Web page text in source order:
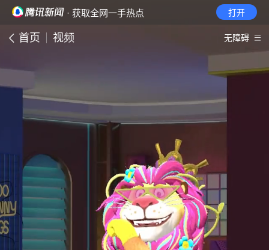
· 获取全网一手热点 打开
首页 视频 无障碍